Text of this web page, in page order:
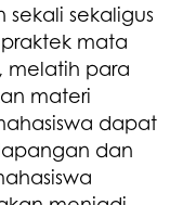
sekaligus
mata
melatih para
materi
dapat
dan